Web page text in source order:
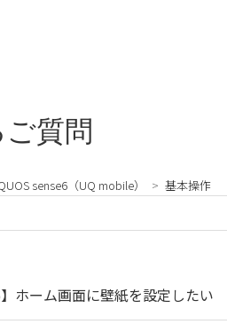
質問
sense6（UQ mobile） 基本操作
】ホーム画面に壁紙を設定したい